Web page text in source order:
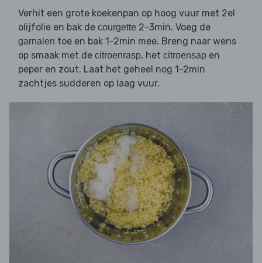
Verhit een grote koekenpan op hoog vuur met 2el
olijfolie en bak de courgette 2-3min. Voeg de
garnalen toe en bak 1-2min mee. Breng naar wens
op smaak met de citroenrasp, het citroensap en
peper en zout. Laat het geheel nog 1-2min
zachtjes sudderen op laag vuur.